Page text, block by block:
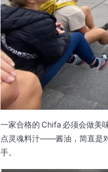
一家合格的 Chifa 必须会做美
点灵魂料汁——酱油，简直是
手。